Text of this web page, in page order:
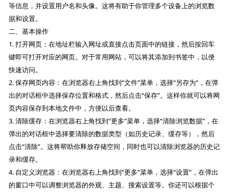
等信息，并设置用户名和头像。这将有助于你管理多个设备上的浏览数
据和设置。
二、基本操作
1. 打开网页：在地址栏输入网址或直接点击页面中的链接，然后按回车
键即可打开对应的网页。对于常用网站，可以将其添加到书签中，以便
快速访问。
2. 保存网页内容：在浏览器右上角找到“文件”菜单，选择“另存为”，在弹
出的对话框中选择保存位置和格式，然后点击“保存”。这样你就可以将网
页内容保存到本地文件中，方便以后查看。
3. 清除缓存：在浏览器右上角找到“更多”菜单，选择“清除浏览数据”，在
弹出的对话框中选择要清除的数据类型（如历史记录、缓存等），然后
点击“清除”。这将帮助你释放存储空间，同时也可以清除浏览器的历史记
录和缓存。
4. 自定义浏览器：在浏览器右上角找到“更多”菜单，选择“设置”，在弹出
的窗口中可以调整浏览器的外观、主题、搜索设置等。你还可以根据个